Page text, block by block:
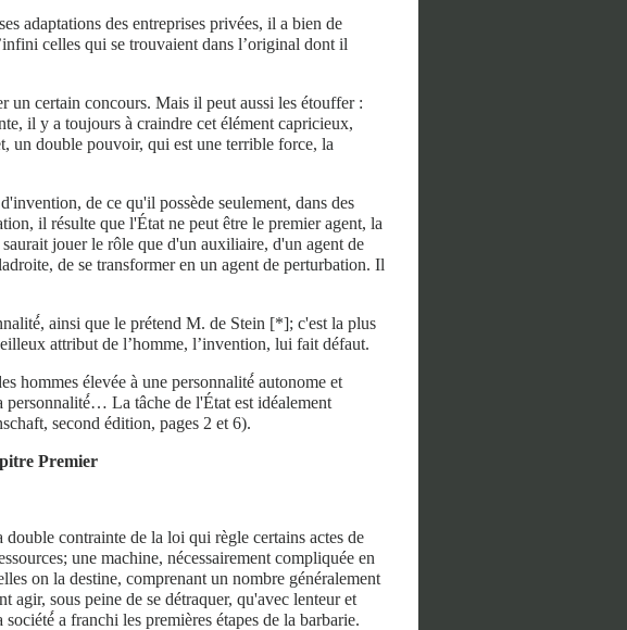
adaptations des entreprises privées, il a bien de
celles qui se trouvaient dans l’original dont il
un certain concours. Mais il peut aussi les étouffer :
il y a toujours à craindre cet élément capricieux,
un double pouvoir, qui est une terrible force, la
de ce qu'il possède seulement, dans des
il résulte que l'État ne peut être le premier agent, la
jouer le rôle que d'un auxiliaire, d'un agent de
de se transformer en un agent de perturbation. Il
ainsi que le prétend M. de Stein [*]; c'est la plus
attribut de l’homme, l’invention, lui fait défaut.
hommes élevée à une personnalité́ autonome et
personnalité́… La tâche de l'État est idéalement
second édition, pages 2 et 6).
Premier
contrainte de la loi qui règle certains actes de
une machine, nécessairement compliquée en
on la destine, comprenant un nombre généralement
agir, sous peine de se détraquer, qu'avec lenteur et
a franchi les premières étapes de la barbarie.